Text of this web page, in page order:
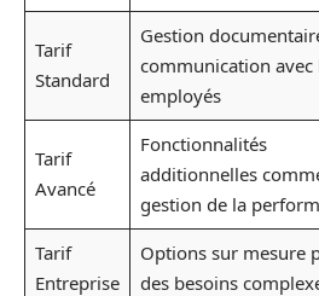
Tarif
Standard
Gestion
communication avec
employés
Tarif
Avancé
Fonctionnalités
additionnelles
gestion de la
Tarif
Entreprise
Options sur mesure
des besoins